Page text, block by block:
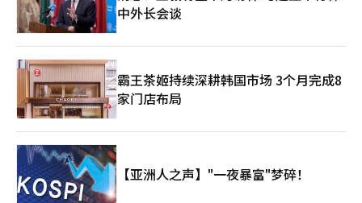
中外长会谈
霸王茶姬持续深耕韩国市场 3个月完成8
家门店布局
【亚洲人之声】"一夜暴富"梦碎！